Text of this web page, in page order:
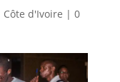
Côte d'Ivoire | 0